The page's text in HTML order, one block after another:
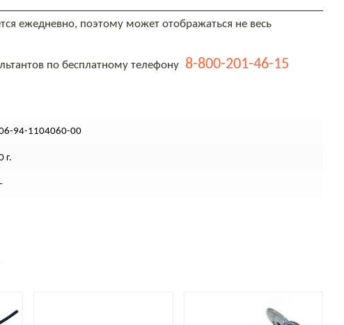
ежедневно, поэтому может отображаться не весь
по бесплатному телефону 8-800-201-46-15
94-1104060-00
г.